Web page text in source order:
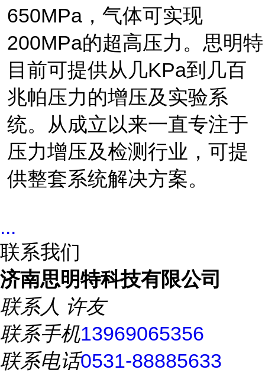
650MPa ，气体可实现
200MPa的超高压力。思明特
目前可提供从几KPa到几百
兆帕压力的增压及实验系
统。从成立以来一直专注于
压力增压及检测行业，可提
供整套系统解决方案。
...
联系我们
济南思明特科技有限公司
联系人 许友
联系手机13969065356
联系电话0531-88885633